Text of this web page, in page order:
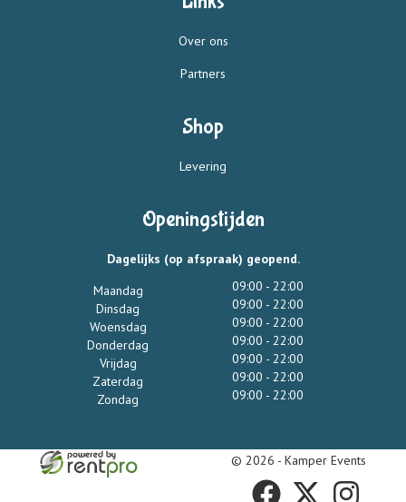
Over ons
Partners
Shop
Levering
Openingstijden
Dagelijks (op afspraak) geopend.
Maandag
Dinsdag
Woensdag
Donderdag
Vrijdag
Zaterdag
Zondag
09:00 - 22:00
09:00 - 22:00
09:00 - 22:00
09:00 - 22:00
09:00 - 22:00
09:00 - 22:00
09:00 - 22:00
© 2026 - Kamper Events
facebooktwitter instagram